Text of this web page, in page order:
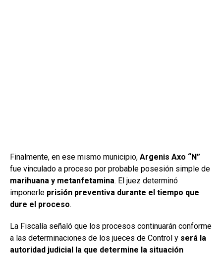
Finalmente, en ese mismo municipio, Argenis Axo “N”
fue vinculado a proceso por probable posesión simple de
marihuana y metanfetamina. El juez determinó
imponerle prisión preventiva durante el tiempo que
dure el proceso.
La Fiscalía señaló que los procesos continuarán conforme
a las determinaciones de los jueces de Control y será la
autoridad judicial la que determine la situación